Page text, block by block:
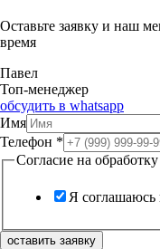
Оставьте заявку и наш
время
Павел
Топ-менеджер
обсудить в whatsapp
Имя
Телефон *
Согласие на
Я соглашаюсь
оставить заявку